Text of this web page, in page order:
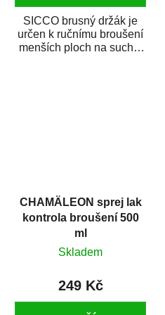
SICCO brusný držák je
určen k ručnímu broušení
menších ploch na sucho.
CHAMÄLEON sprej lak
kontrola broušení 500
ml
Skladem
249 Kč